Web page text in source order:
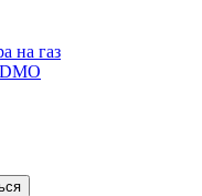
на газ